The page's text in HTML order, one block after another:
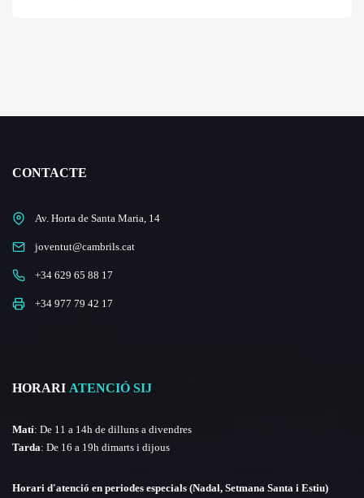
CONTACTE
Av. Horta de Santa Maria, 14
joventut@cambrils.cat
+34 629 65 88 17
+34 977 79 42 17
HORARI ATENCIÓ SIJ
Matí: De 11 a 14h de dilluns a divendres
Tarda: De 16 a 19h dimarts i dijous
Horari d'atenció en periodes especials (Nadal, Setmana Santa i Estiu)